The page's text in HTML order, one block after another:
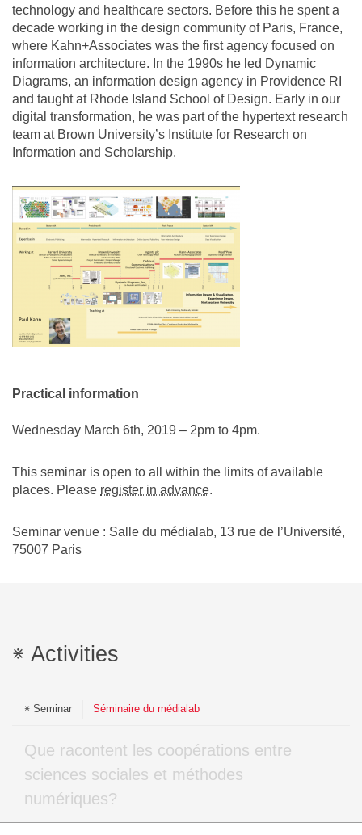
technology and healthcare sectors. Before this he spent a
decade working in the design community of Paris, France,
where Kahn+Associates was the first agency focused on
information architecture. In the 1990s he led Dynamic
Diagrams, an information design agency in Providence RI
and taught at Rhode Island School of Design. Early in our
digital transformation, he was part of the hypertext research
team at Brown University’s Institute for Research on
Information and Scholarship.
Practical information
Wednesday March 6th, 2019 – 2pm to 4pm.
This seminar is open to all within the limits of available
places. Please register in advance.
Seminar venue : Salle du médialab, 13 rue de l’Université,
75007 Paris
Activities
Seminar Séminaire du médialab
Que racontent les coopérations entre
sciences sociales et méthodes
numériques?